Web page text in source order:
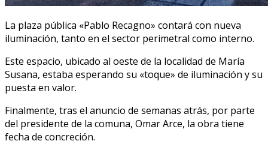
La plaza pública «Pablo Recagno» contará con nueva
iluminación, tanto en el sector perimetral como interno.
Este espacio, ubicado al oeste de la localidad de María
Susana, estaba esperando su «toque» de iluminación y su
puesta en valor.
Finalmente, tras el anuncio de semanas atrás, por parte
del presidente de la comuna, Omar Arce, la obra tiene
fecha de concreción.